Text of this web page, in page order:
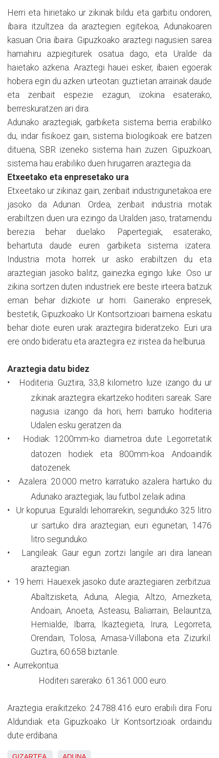
Herri eta hirietako ur zikinak bildu eta garbitu ondoren,
ibaira itzultzea da araztegien egitekoa, Adunakoaren
kasuan Oria ibaira. Gipuzkoako araztegi nagusien sarea
hamahiru azpiegiturek osatua dago, eta Uralde da
haietako azkena. Araztegi hauei esker, ibaien egoerak
hobera egin du azken urteotan: guztietan arrainak daude
eta zenbait espezie ezagun, izokina esaterako,
berreskuratzen ari dira.
Adunako araztegiak, garbiketa sistema berria erabiliko
du, indar fisikoez gain, sistema biologikoak ere batzen
dituena, SBR izeneko sistema hain zuzen. Gipuzkoan,
sistema hau erabiliko duen hirugarren araztegia da.
Etxeetako eta enpresetako ura
Etxeetako ur zikinaz gain, zenbait industrigunetakoa ere
jasoko da Adunan. Ordea, zenbait industria motak
erabiltzen duen ura ezingo da Uralden jaso, tratamendu
berezia behar duelako. Papertegiak, esaterako,
behartuta daude euren garbiketa sistema izatera.
Industria mota horrek ur asko erabiltzen du eta
araztegian jasoko balitz, gainezka egingo luke. Oso ur
zikina sortzen duten industriek ere beste irteera batzuk
eman behar dizkiote ur horri. Gainerako enpresek,
bestetik, Gipuzkoako Ur Kontsortzioari baimena eskatu
behar diote euren urak araztegira bideratzeko. Euri ura
ere ondo bideratu eta araztegira ez iristea da helburua.
Araztegia datu bidez
•
Hoditeria: Guztira, 33,8 kilometro luze izango du ur
zikinak araztegira ekartzeko hoditeri sareak. Sare
nagusia izango da hori, herri barruko hoditeria
Udalen esku geratzen da.
•
Hodiak: 1200mm-ko diametroa dute Legorretatik
datozen hodiek eta 800mm-koa Andoaindik
datozenek.
•
Azalera: 20.000 metro karratuko azalera hartuko du
Adunako araztegiak, lau futbol zelaik adina.
•
Ur kopurua: Eguraldi lehorrarekin, segunduko 325 litro
ur sartuko dira araztegian, euri egunetan, 1476
litro segunduko.
•
Langileak: Gaur egun zortzi langile ari dira lanean
araztegian.
• 19 herri: Hauexek jasoko dute araztegiaren zerbitzua:
Abaltzisketa, Aduna, Alegia, Altzo, Amezketa,
Andoain, Anoeta, Asteasu, Baliarrain, Belauntza,
Hernialde, Ibarra, Ikaztegieta, Irura, Legorreta,
Orendain, Tolosa, Amasa-Villabona eta Zizurkil.
Guztira, 60.658 biztanle.
• Aurrekontua:
Hoditeri sarerako: 61.361.000 euro.
Araztegia eraikitzeko: 24.788.416 euro erabili dira Foru
Aldundiak eta Gipuzkoako Ur Kontsortzioak ordaindu
dute erdibana.